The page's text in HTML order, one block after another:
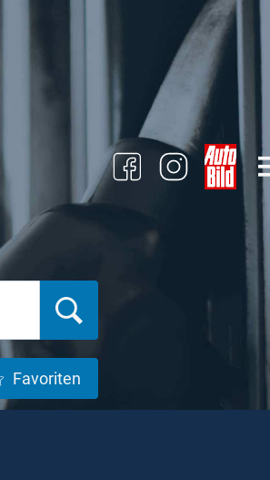
Favoriten